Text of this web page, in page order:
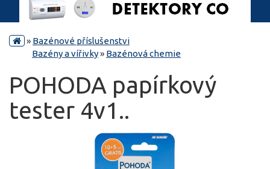
» Bazénové příslušenstvi
Bazény a vířivky» Bazénová chemie
POHODA papírkový
tester 4v1..